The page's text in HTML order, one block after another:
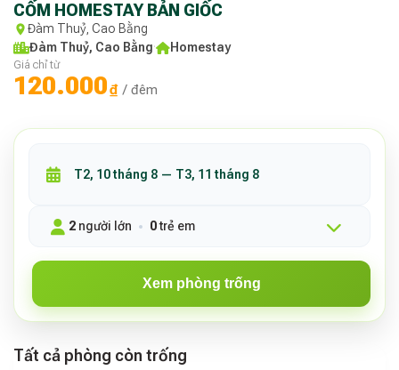
CỐM HOMESTAY BẢN GIỐC
Đàm Thuỷ, Cao Bằng
Đàm Thuỷ, Cao Bằng· Homestay
Giá chỉ từ
120.000₫ / đêm
2 người lớn 0trẻ em
Xem phòng trống
Tất cả phòng còn trống